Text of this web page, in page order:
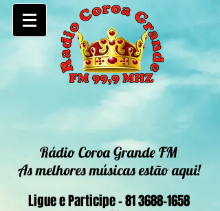
Rádio Coroa Grande FM
As melhores músicas estão aqui!
Ligue e Participe -81 3688-1658